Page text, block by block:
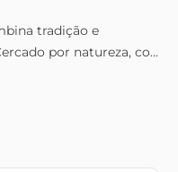
tradição e
por natureza, com
completa,